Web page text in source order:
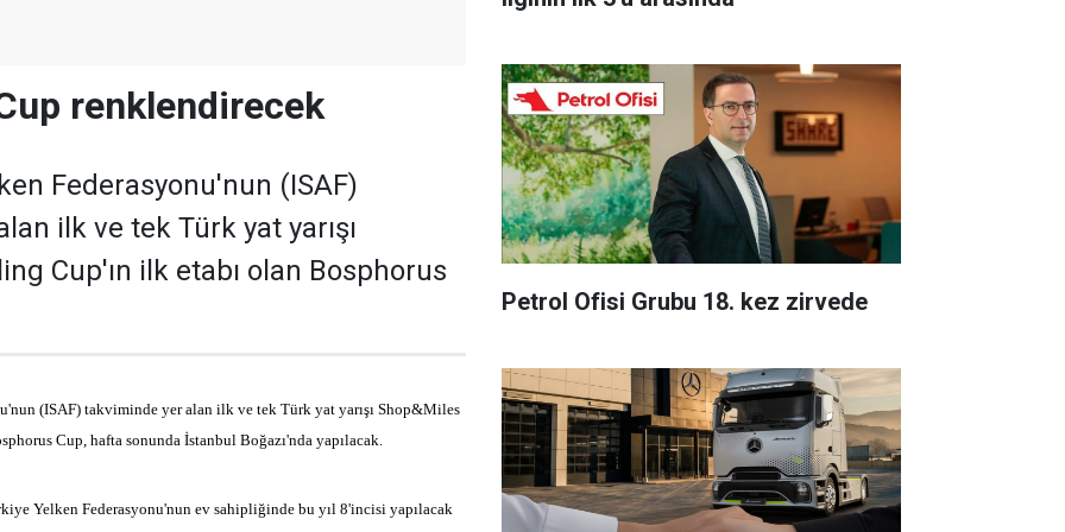
renklendirecek
Federasyonu'nun (ISAF)
ilk ve tek Türk yat yarışı
Cup'ın ilk etabı olan Bosphorus
(ISAF) takviminde yer alan ilk ve tek Türk yat yarışı Shop&Miles
Cup, hafta sonunda İstanbul Boğazı'nda yapılacak.
Yelken Federasyonu'nun ev sahipliğinde bu yıl 8'incisi yapılacak
Petrol Ofisi Grubu 18. kez zirvede